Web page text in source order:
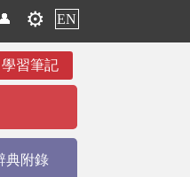
👤 ⚙️ EN
學習筆記
典附錄